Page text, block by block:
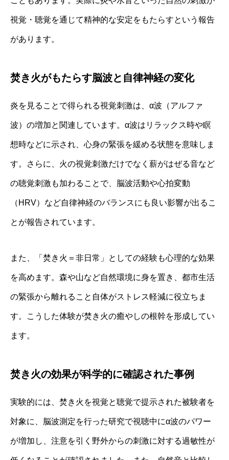
視覚・聴覚を通じて精神的な安定をもたらすという報告
があります。
焚き火がもたらす脳波と自律神経の変化
炎を見ることで得られる視覚刺激は、α波（アルファ
波）の増加と関連しています。α波はリラックス時や瞑
想時などに示され、心身の緊張を緩める状態を意味しま
す。さらに、火の視覚刺激だけでなく薪がはぜる音など
の聴覚刺激も加わることで、脳波活動や心拍変動
（HRV）など自律神経のバランスにも良い影響が出るこ
とが報告されています。
また、「焚き火＝非日常」としての経験も心理的な効果
を高めます。森や山など自然環境に身を置き、都市生活
の緊張から離れること自体がストレス軽減に役立ちま
す。こうした体験が焚き火の癒やしの根幹を形成してい
ます。
焚き火の効果が科学的に確認された事例
実験的には、焚き火を視覚と聴覚で提示された被験者を
対象に、脳波測定を行った研究で視聴中にα波のパワー
が増加し、注意を引く野外からの刺激に対する過敏性が